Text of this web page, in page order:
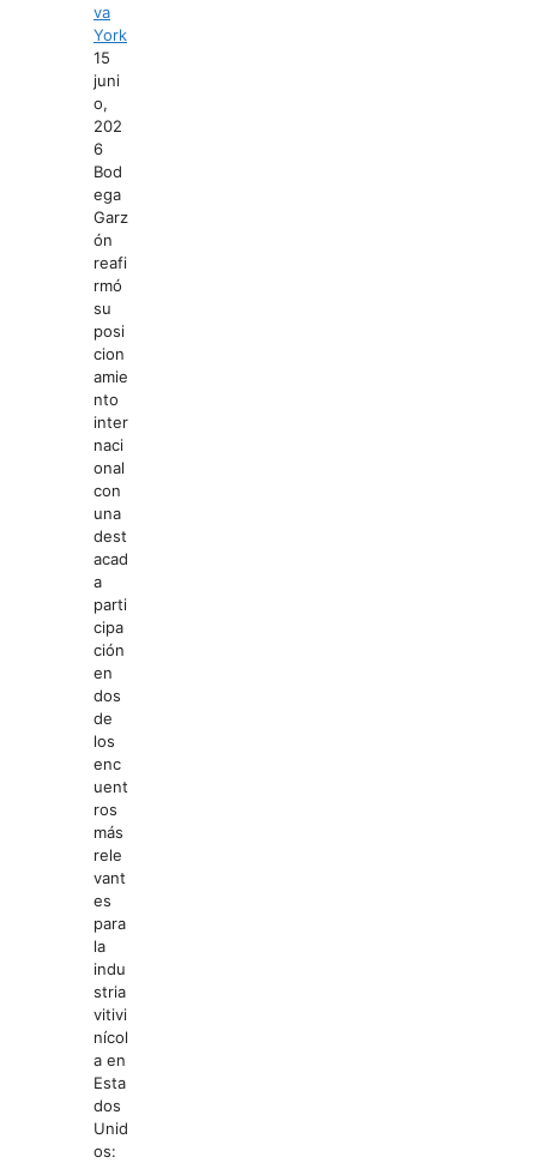
va
York
15
juni
o,
202
6
Bod
ega
Garz
ón
reafi
rmó
su
posi
cion
amie
nto
inter
naci
onal
con
una
dest
acad
a
parti
cipa
ción
en
dos
de
los
enc
uent
ros
más
rele
vant
es
para
la
indu
stria
vitivi
nícol
a en
Esta
dos
Unid
os: